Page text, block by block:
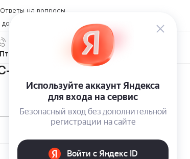
Ответы на вопросы
и возврат товара
Контакты
8 (800) 600-28-07
с 9:00 до 19:00
1305 с тентом от Eltreco